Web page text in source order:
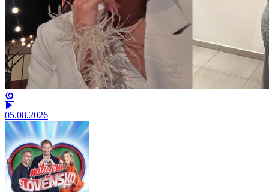
05.08.2026